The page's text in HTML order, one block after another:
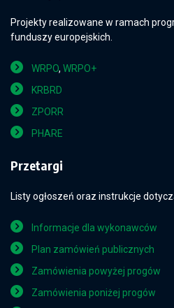
Projekty realizowane w ramach
funduszy europejskich.
WRPO, WRPO+
KRBRD
ZPORR
PHARE
Przetargi
Listy ogłoszeń oraz instrukcje
Informacje dla wykonawców
Plan zamówień publicznych
Zamówienia powyżej progów
Zamówienia poniżej progów